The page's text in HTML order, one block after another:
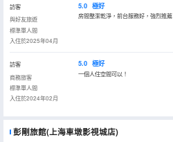
訪客
與好友旅遊
標準單人間
入住於2025年04月
5.0 極好
房間整潔乾淨，前台服務好，強烈推薦
訪客
商務旅客
標準單人間
入住於2024年02月
5.0 極好
一個人住空間可以！
彭剛旅館(上海車墩影視城店)